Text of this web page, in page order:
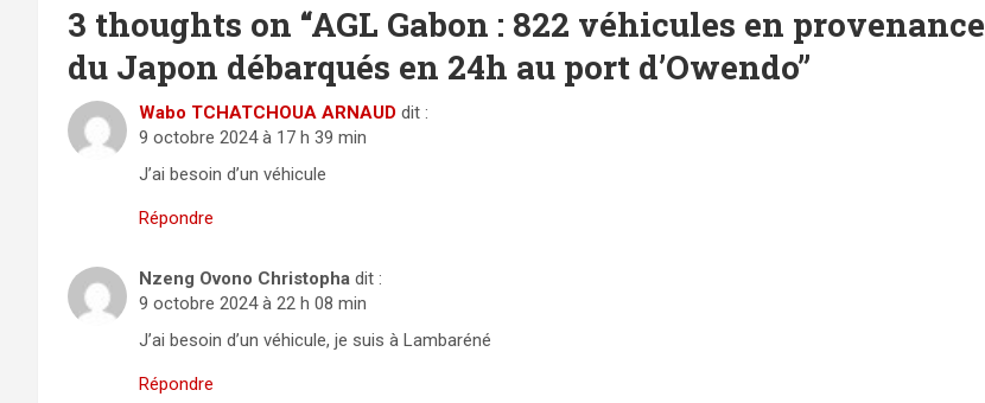
3 thoughts on “AGL Gabon : 822 véhicules en provenance
du Japon débarqués en 24h au port d’Owendo”
Wabo TCHATCHOUA ARNAUD dit :
9 octobre 2024 à 17 h 39 min
J’ai besoin d’un véhicule
Répondre
Nzeng Ovono Christopha dit :
9 octobre 2024 à 22 h 08 min
J’ai besoin d’un véhicule, je suis à Lambaréné
Répondre